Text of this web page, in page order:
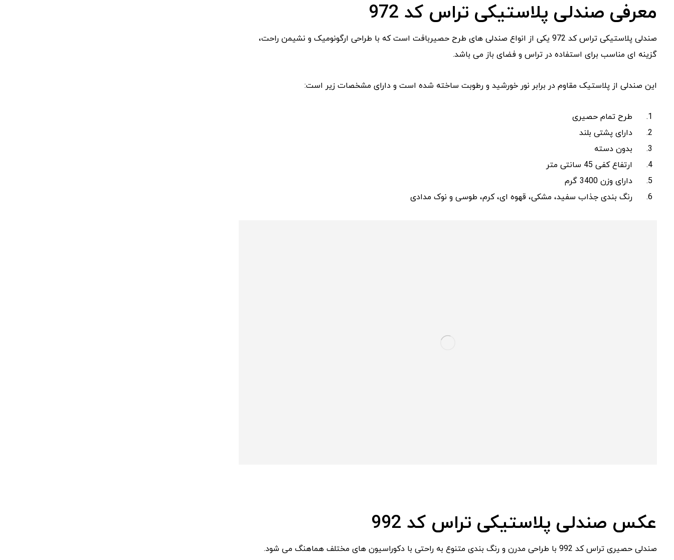
معرفی صندلی پلاستیکی تراس کد 972
صندلی پلاستیکی تراس کد 972 یکی از انواع صندلی های طرح حصیربافت است که با طراحی ارگونومیک و نشیمن راحت،
گزینه ای مناسب برای استفاده در تراس و فضای باز می باشد.
این صندلی از پلاستیک مقاوم در برابر نور خورشید و رطوبت ساخته شده است و دارای مشخصات زیر است:
طرح تمام حصیری
دارای پشتی بلند
بدون دسته
ارتفاع کفی 45 سانتی متر
دارای وزن 3400 گرم
رنگ بندی جذاب سفید، مشکی، قهوه ای، کرم، طوسی و نوک مدادی
عکس صندلی پلاستیکی تراس کد 992
صندلی حصیری تراس کد 992 با طراحی مدرن و رنگ بندی متنوع به راحتی با دکوراسیون های مختلف هماهنگ می شود.